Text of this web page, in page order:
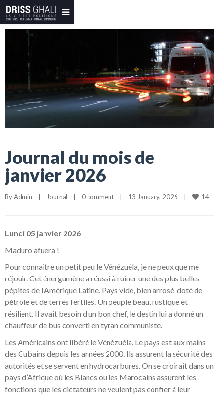
Journal du mois de
janvier 2026
By Admin | Journal | 0 comment | 13 January, 2026 | 14
Lundi 05 janvier 2026
Maduro afuera !
Pour connaître un petit peu le Vénézuéla, je ne peux que me
réjouir. Cet énergumène a réussi à ruiner une des plus belles
pépites de l’Amérique Latine. Pays vide, bien arrosé, doté de
pétrole et de terres fertiles. Un peuple beau, rustique et
résilient. Il avait besoin d’un bon chef, le destin lui a donné un
chauffeur de bus converti en tyran communiste.
Les Américains ont libéré le Vénézuéla. Le pays est aux mains
des Cubains depuis les années 2000. Ils assurent la sécurité des
autorités et se servent en hydrocarbures. On se croirait dans un
pays d’Afrique où les Blancs ou les Marocains assurent les
fonctions que les dictateurs ne veulent pas confier à leur